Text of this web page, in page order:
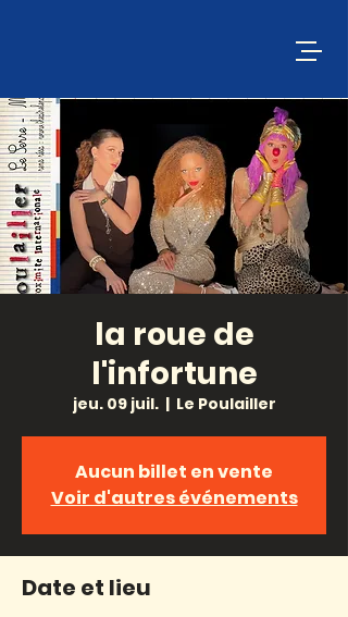
la roue de
l'infortune
jeu. 09 juil.
  |
Le Poulailler
Aucun billet en vente
Voir d'autres événements
Date et lieu